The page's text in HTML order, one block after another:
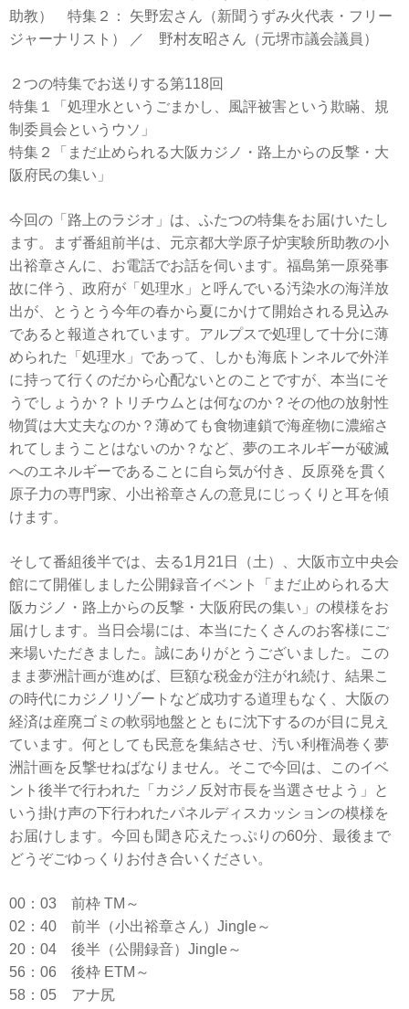
助教） 特集２： 矢野宏さん（新聞うずみ火代表・フリー
ジャーナリスト） ／ 野村友昭さん（元堺市議会議員）
２つの特集でお送りする第118回
特集１「処理水というごまかし、風評被害という欺瞞、規
制委員会というウソ」
特集２「まだ止められる大阪カジノ・路上からの反撃・大
阪府民の集い」
今回の「路上のラジオ」は、ふたつの特集をお届けいたし
ます。まず番組前半は、元京都大学原子炉実験所助教の小
出裕章さんに、お電話でお話を伺います。福島第一原発事
故に伴う、政府が「処理水」と呼んでいる汚染水の海洋放
出が、とうとう今年の春から夏にかけて開始される見込み
であると報道されています。アルプスで処理して十分に薄
められた「処理水」であって、しかも海底トンネルで外洋
に持って行くのだから心配ないとのことですが、本当にそ
うでしょうか？トリチウムとは何なのか？その他の放射性
物質は大丈夫なのか？薄めても食物連鎖で海産物に濃縮さ
れてしまうことはないのか？など、夢のエネルギーが破滅
へのエネルギーであることに自ら気が付き、反原発を貫く
原子力の専門家、小出裕章さんの意見にじっくりと耳を傾
けます。
そして番組後半では、去る1月21日（土）、大阪市立中央会
館にて開催しました公開録音イベント「まだ止められる大
阪カジノ・路上からの反撃・大阪府民の集い」の模様をお
届けします。当日会場には、本当にたくさんのお客様にご
来場いただきました。誠にありがとうございました。この
まま夢洲計画が進めば、巨額な税金が注がれ続け、結果こ
の時代にカジノリゾートなど成功する道理もなく、大阪の
経済は産廃ゴミの軟弱地盤とともに沈下するのが目に見え
ています。何としても民意を集結させ、汚い利権渦巻く夢
洲計画を反撃せねばなりません。そこで今回は、このイベ
ント後半で行われた「カジノ反対市長を当選させよう」と
いう掛け声の下行われたパネルディスカッションの模様を
お届けします。今回も聞き応えたっぷりの60分、最後まで
どうぞごゆっくりお付き合いください。
00：03 前枠 TM～
02：40 前半（小出裕章さん）Jingle～
20：04 後半（公開録音）Jingle～
56：06 後枠 ETM～
58：05 アナ尻